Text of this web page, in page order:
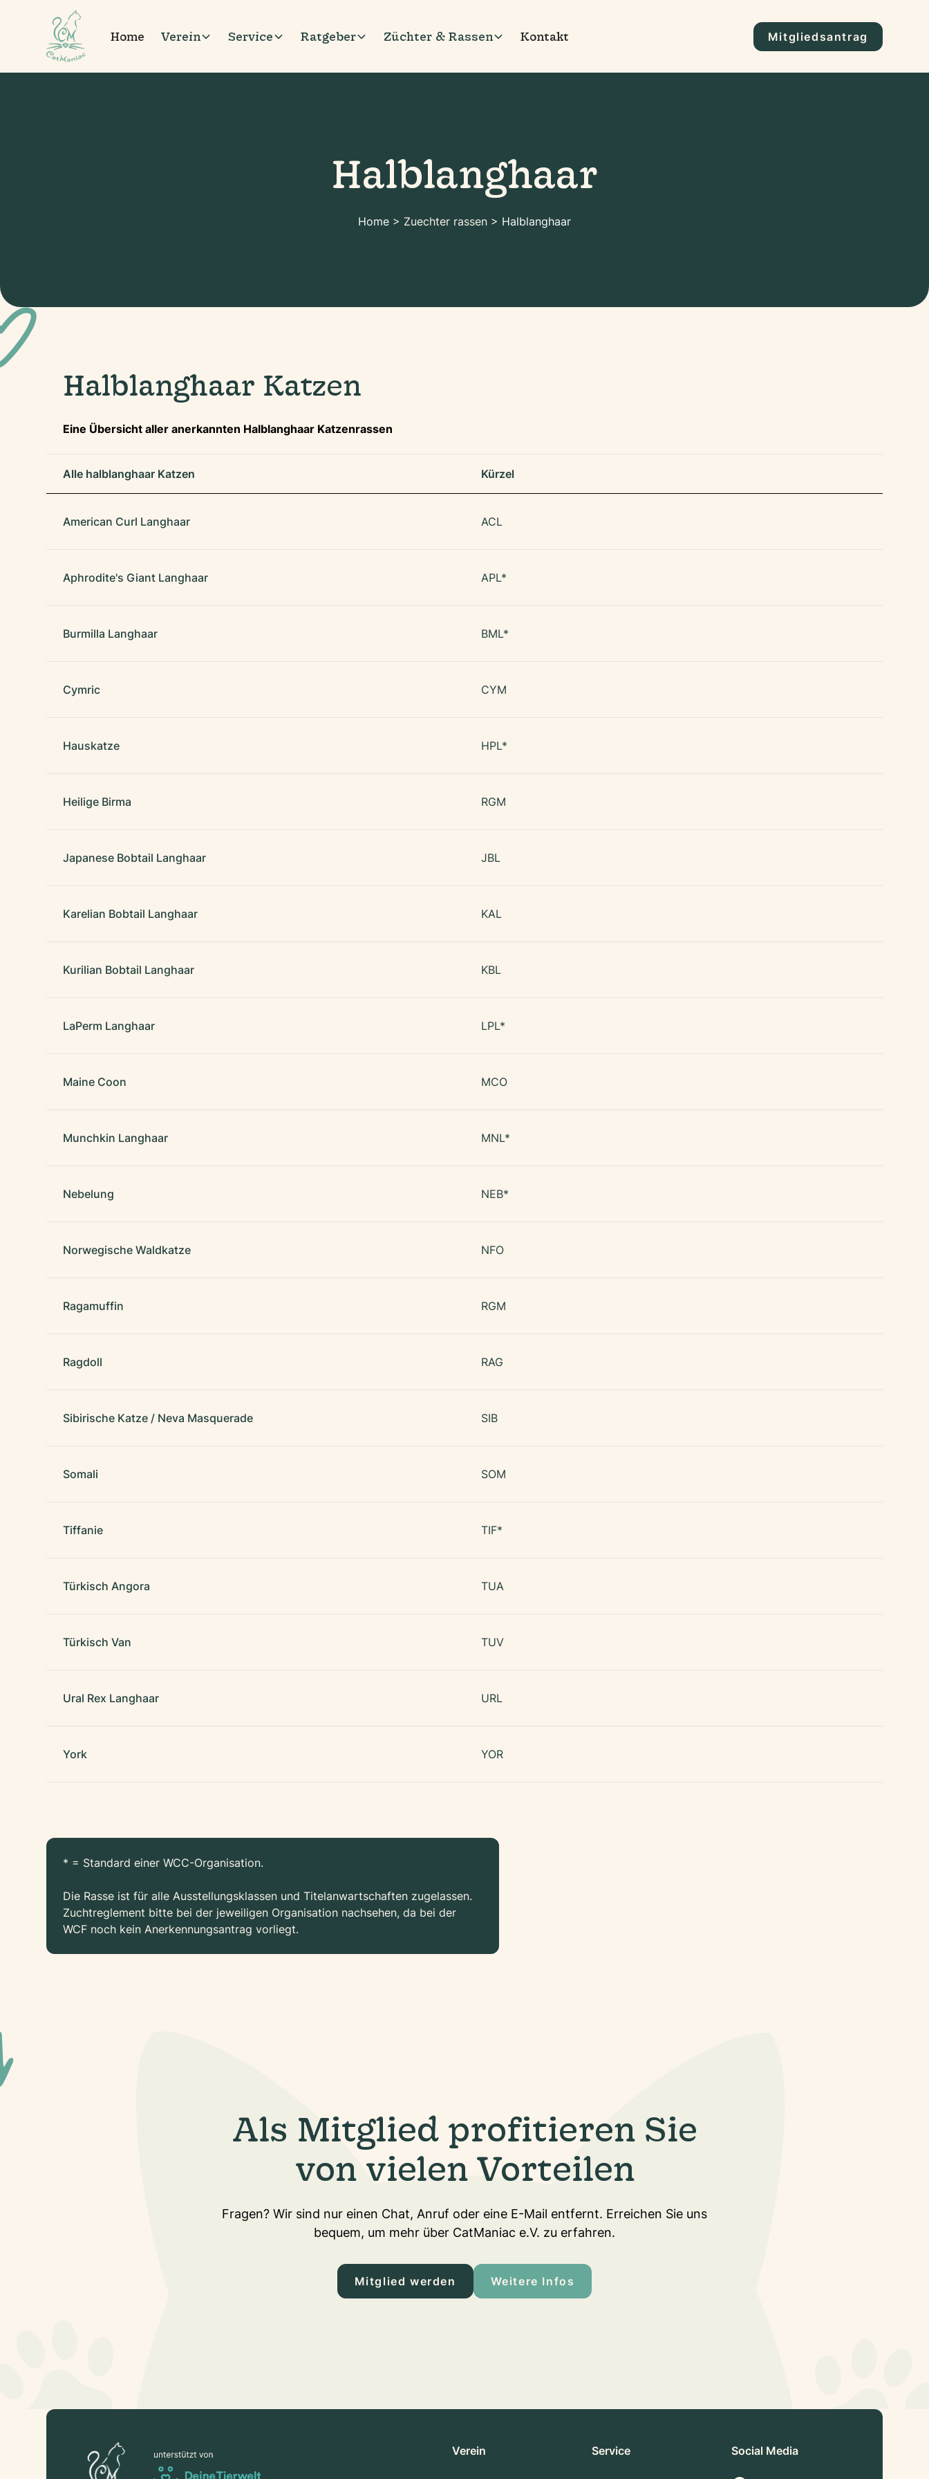
Home Verein Service Ratgeber Züchter & Rassen Kontakt Mitgliedsantrag
Halblanghaar
Home > Zuechter rassen > Halblanghaar
Halblanghaar Katzen
Eine Übersicht aller anerkannten Halblanghaar Katzenrassen
Alle halblanghaar Katzen Kürzel
American Curl Langhaar ACL
Aphrodite's Giant Langhaar APL*
Burmilla Langhaar BML*
Cymric CYM
Hauskatze HPL*
Heilige Birma RGM
Japanese Bobtail Langhaar JBL
Karelian Bobtail Langhaar KAL
Kurilian Bobtail Langhaar KBL
LaPerm Langhaar LPL*
Maine Coon MCO
Munchkin Langhaar MNL*
Nebelung NEB*
Norwegische Waldkatze NFO
Ragamuffin RGM
Ragdoll RAG
Sibirische Katze / Neva Masquerade SIB
Somali SOM
Tiffanie TIF*
Türkisch Angora TUA
Türkisch Van TUV
Ural Rex Langhaar URL
York YOR
* = Standard einer WCC-Organisation.
Die Rasse ist für alle Ausstellungsklassen und Titelanwartschaften zugelassen.
Zuchtreglement bitte bei der jeweiligen Organisation nachsehen, da bei der
WCF noch kein Anerkennungsantrag vorliegt.
Als Mitglied profitieren Sie
von vielen Vorteilen
Fragen? Wir sind nur einen Chat, Anruf oder eine E-Mail entfernt. Erreichen Sie uns
bequem, um mehr über CatManiac e.V. zu erfahren.
Mitglied werden Weitere Infos
Verein Service Social Media